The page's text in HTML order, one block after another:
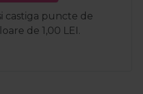
castiga puncte de
de 1,00 LEI.